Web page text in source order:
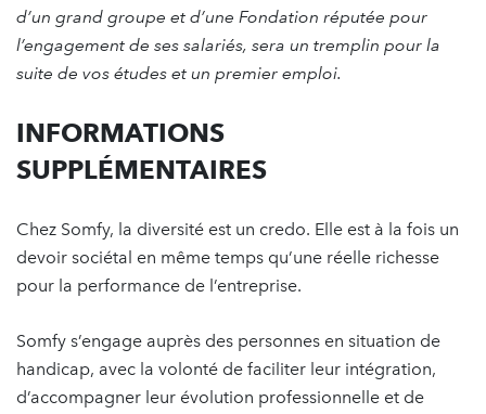
d’un grand groupe et d’une Fondation réputée pour
l’engagement de ses salariés, sera un tremplin pour la
suite de vos études et un premier emploi.
INFORMATIONS
SUPPLÉMENTAIRES
Chez Somfy, la diversité est un credo. Elle est à la fois un
devoir sociétal en même temps qu’une réelle richesse
pour la performance de l’entreprise.
Somfy s’engage auprès des personnes en situation de
handicap, avec la volonté de faciliter leur intégration,
d’accompagner leur évolution professionnelle et de